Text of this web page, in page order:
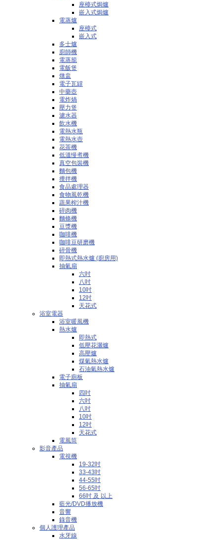
座檯式焗爐
嵌入式焗爐
電蒸爐
座檯式
嵌入式
多士爐
廚師機
電蒸籠
電飯煲
燉盅
電子瓦罉
中藥壺
電炸煱
壓力煲
濾水器
飲水機
電熱水瓶
電熱水壺
花茶機
低溫慢煮機
真空包裝機
麵包機
攪拌機
食品處理器
食物風乾機
蔬果榨汁機
碎肉機
麵條機
豆漿機
咖啡機
咖啡豆研磨機
碎骨機
即熱式熱水爐 (廚房用)
抽氣扇
六吋
八吋
10吋
12吋
天花式
浴室電器
浴室暖風機
熱水爐
即熱式
低壓花灑爐
高壓爐
煤氣熱水爐
石油氣熱水爐
電子廁板
抽氣扇
四吋
六吋
八吋
10吋
12吋
天花式
電風筒
影音產品
電視機
19-32吋
33-43吋
44-55吋
56-65吋
66吋 及 以上
藍光/DVD播放機
音響
錄音機
個人護理產品
水牙線